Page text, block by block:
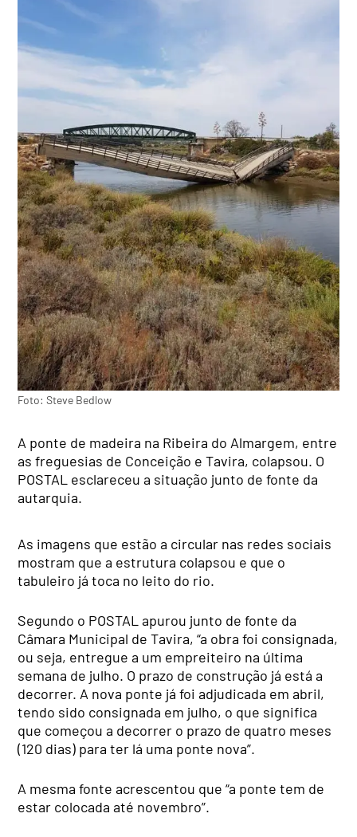
Foto: Steve Bedlow
A ponte de madeira na Ribeira do Almargem, entre
as freguesias de Conceição e Tavira, colapsou. O
POSTAL esclareceu a situação junto de fonte da
autarquia.
As imagens que estão a circular nas redes sociais
mostram que a estrutura colapsou e que o
tabuleiro já toca no leito do rio.
Segundo o POSTAL apurou junto de fonte da
Câmara Municipal de Tavira, “a obra foi consignada,
ou seja, entregue a um empreiteiro na última
semana de julho. O prazo de construção já está a
decorrer. A nova ponte já foi adjudicada em abril,
tendo sido consignada em julho, o que significa
que começou a decorrer o prazo de quatro meses
(120 dias) para ter lá uma ponte nova”.
A mesma fonte acrescentou que “a ponte tem de
estar colocada até novembro”.